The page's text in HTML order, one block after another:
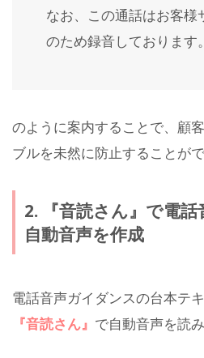
なお、この通話はお客様
のため録音しております。
のように案内することで、顧
ブルを未然に防止することがで
2. 『音読さん』で電
自動音声を作成
電話音声ガイダンスの台本テ
『音読さん』 で自動音声を読